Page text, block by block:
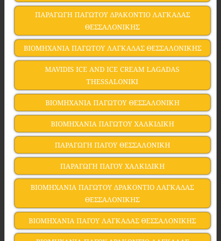
ΠΑΡΑΓΩΓΗ ΠΑΓΩΤΟΥ ΔΡΑΚΟΝΤΙΟ ΛΑΓΚΑΔΑΣ
ΘΕΣΣΑΛΟΝΙΚΗΣ
ΒΙΟΜΗΧΑΝΙΑ ΠΑΓΩΤΟΥ ΛΑΓΚΑΔΑΣ ΘΕΣΣΑΛΟΝΙΚΗΣ
MAVIDIS ICE AND ICE CREAM LAGADAS
THESSALONIKI
ΒΙΟΜΗΧΑΝΙΑ ΠΑΓΩΤΟΥ ΘΕΣΣΑΛΟΝΙΚΗ
ΒΙΟΜΗΧΑΝΙΑ ΠΑΓΩΤΟΥ ΧΑΛΚΙΔΙΚΗ
ΠΑΡΑΓΩΓΗ ΠΑΓΟΥ ΘΕΣΣΑΛΟΝΙΚΗ
ΠΑΡΑΓΩΓΗ ΠΑΓΟΥ ΧΑΛΚΙΔΙΚΗ
ΒΙΟΜΗΧΑΝΙΑ ΠΑΓΩΤΟΥ ΔΡΑΚΟΝΤΙΟ ΛΑΓΚΑΔΑΣ
ΘΕΣΣΑΛΟΝΙΚΗΣ
ΒΙΟΜΗΧΑΝΙΑ ΠΑΓΟΥ ΛΑΓΚΑΔΑΣ ΘΕΣΣΑΛΟΝΙΚΗΣ